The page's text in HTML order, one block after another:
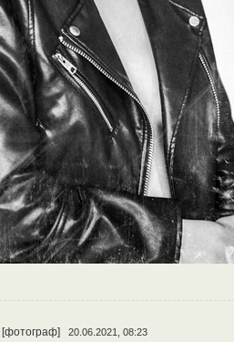
[фотограф] 20.06.2021, 08:23